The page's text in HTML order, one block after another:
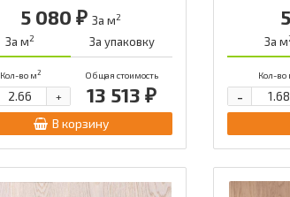
5 080 ₽За м2
За м2 За упаковку
Кол-во м2 Общая стоимость
13 513 ₽
+
В корзину
За м
Кол-во
-